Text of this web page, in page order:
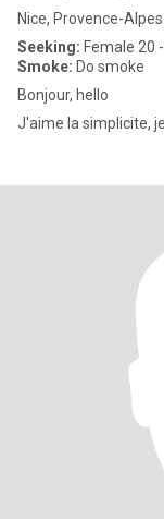
Nice, Provence-
Seeking: Female 20
Smoke: Do smoke
Bonjour, hello
J'aime la simplicite,